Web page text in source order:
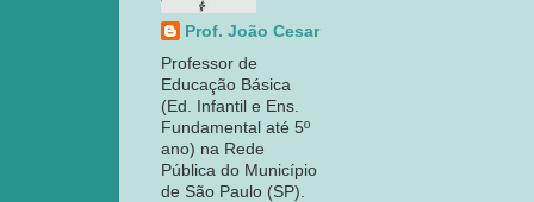
Prof. João Cesar
Professor de
Educação Básica
(Ed. Infantil e Ens.
Fundamental até 5º
ano) na Rede
Pública do Município
de São Paulo (SP).